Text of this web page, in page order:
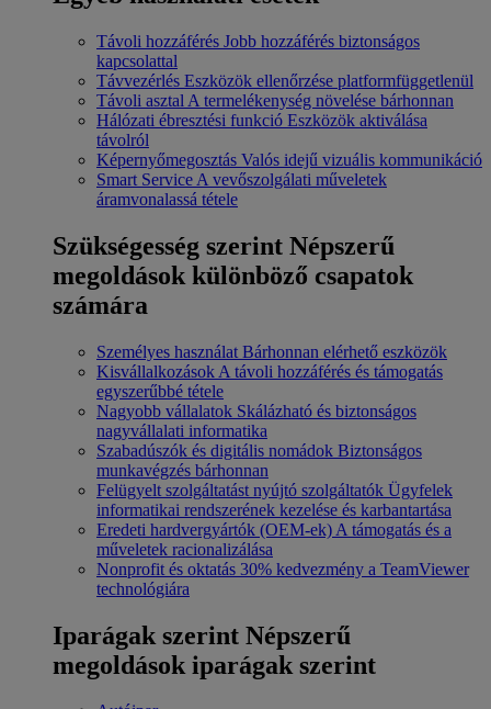
Távoli hozzáférés Jobb hozzáférés biztonságos
kapcsolattal
Távvezérlés Eszközök ellenőrzése platformfüggetlenül
Távoli asztal A termelékenység növelése bárhonnan
Hálózati ébresztési funkció Eszközök aktiválása
távolról
Képernyőmegosztás Valós idejű vizuális kommunikáció
Smart Service A vevőszolgálati műveletek
áramvonalassá tétele
Szükségesség szerint Népszerű
megoldások különböző csapatok
számára
Személyes használat Bárhonnan elérhető eszközök
Kisvállalkozások A távoli hozzáférés és támogatás
egyszerűbbé tétele
Nagyobb vállalatok Skálázható és biztonságos
nagyvállalati informatika
Szabadúszók és digitális nomádok Biztonságos
munkavégzés bárhonnan
Felügyelt szolgáltatást nyújtó szolgáltatók Ügyfelek
informatikai rendszerének kezelése és karbantartása
Eredeti hardvergyártók (OEM-ek) A támogatás és a
műveletek racionalizálása
Nonprofit és oktatás 30% kedvezmény a TeamViewer
technológiára
Iparágak szerint Népszerű
megoldások iparágak szerint